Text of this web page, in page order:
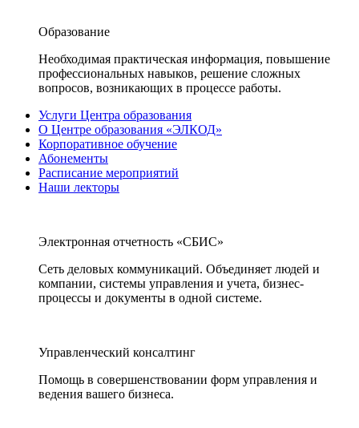
Образование
Необходимая практическая информация, повышение
профессиональных навыков, решение сложных
вопросов, возникающих в процессе работы.
Услуги Центра образования
О Центре образования «ЭЛКОД»
Корпоративное обучение
Абонементы
Расписание мероприятий
Наши лекторы
Электронная отчетность «СБИС»
Сеть деловых коммуникаций. Объединяет людей и
компании, системы управления и учета, бизнес-
процессы и документы в одной системе.
Управленческий консалтинг
Помощь в совершенствовании форм управления и
ведения вашего бизнеса.